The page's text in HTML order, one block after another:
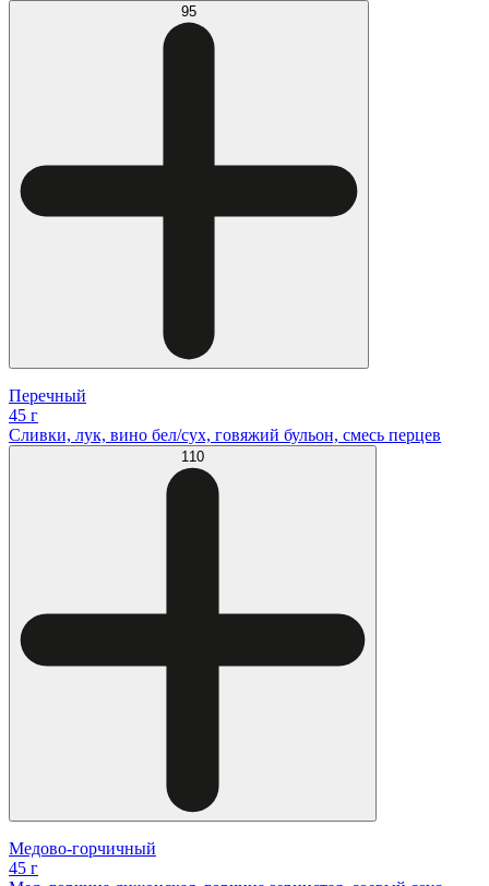
95
Перечный
45 г
Сливки, лук, вино бел/сух, говяжий бульон, смесь перцев
110
Медово-горчичный
45 г